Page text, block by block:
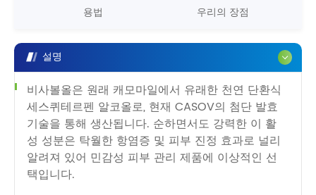
용법 우리의 장점
설명
비사볼올은 원래 캐모마일에서 유래한 천연 단환식
세스퀴테르펜 알코올로, 현재 CASOV의 첨단 발효
기술을 통해 생산됩니다. 순하면서도 강력한 이 활
성 성분은 탁월한 항염증 및 피부 진정 효과로 널리
알려져 있어 민감성 피부 관리 제품에 이상적인 선
택입니다.